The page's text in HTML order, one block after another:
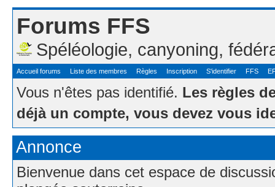
Forums FFS
Spéléologie, canyoning,
Accueil forums Liste des membres Règles Inscription S'identifier FFS
Vous n'êtes pas identifié. Les règles
déjà un compte, vous devez vous
Annonce
Bienvenue dans cet espace de